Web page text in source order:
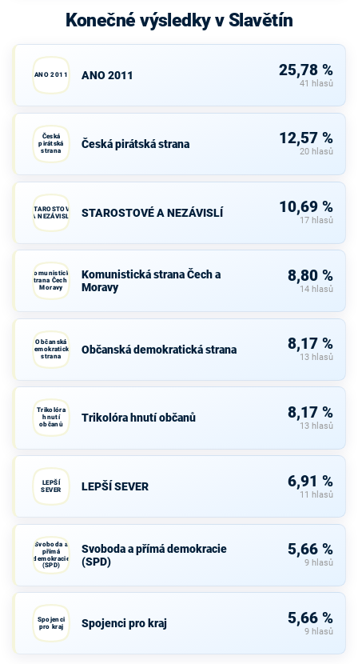
Konečné výsledky v Slavětín
ANO 2011 ANO 2011 25,78 %
41 hlasů
Česká
pirátská
strana
Česká pirátská strana 12,57 %
20 hlasů
STAROSTOVÉ
A NEZÁVISLÍ
STAROSTOVÉ A NEZÁVISLÍ 10,69 %
17 hlasů
Komunistická
strana Čech a
Moravy
Komunistická strana Čech a
Moravy
8,80 %
14 hlasů
Občanská
demokratická
strana
Občanská demokratická strana 8,17 %
13 hlasů
Trikolóra
hnutí
občanů
Trikolóra hnutí občanů 8,17 %
13 hlasů
LEPŠÍ
SEVER
LEPŠÍ SEVER 6,91 %
11 hlasů
Svoboda a
přímá
demokracie
(SPD)
Svoboda a přímá demokracie
(SPD)
5,66 %
9 hlasů
Spojenci
pro kraj
Spojenci pro kraj 5,66 %
9 hlasů